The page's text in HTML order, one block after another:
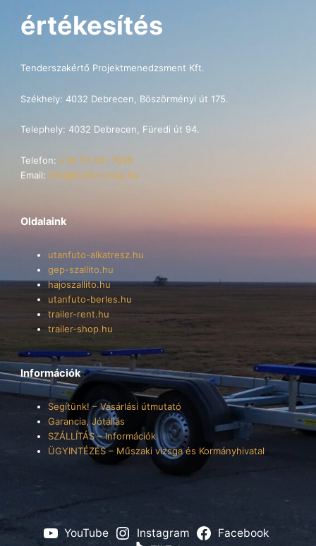
utánfutóhoz
mennyiség
értékesítés
Tenderszakértő Projektmenedzsment Kft.
Székhely: 4032 Debrecen, Böszörményi út 175.
Telephely: 4032 Debrecen, Füredi út 94.
Telefon: +36 70 621 7696
Email: info@trailer-shop.hu
Oldalaink
utanfuto-alkatresz.hu
gep-szallito.hu
hajoszallito.hu
utanfuto-berles.hu
trailer-rent.hu
trailer-shop.hu
Információk
Segítünk! – Vásárlási útmutató
Garancia, Jótállás
SZÁLLÍTÁS – Információk
ÜGYINTÉZÉS – Műszaki vizsga és Kormányhivatal
YouTube Instagram
Facebook